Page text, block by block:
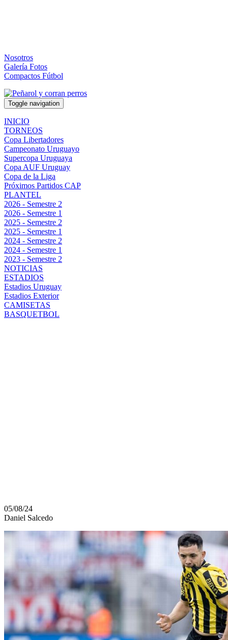
Nosotros
Galería Fotos
Compactos Fútbol
Toggle navigation
INICIO
TORNEOS
Copa Libertadores
Campeonato Uruguayo
Supercopa Uruguaya
Copa AUF Uruguay
Copa de la Liga
Próximos Partidos CAP
PLANTEL
2026 - Semestre 2
2026 - Semestre 1
2025 - Semestre 2
2025 - Semestre 1
2024 - Semestre 2
2024 - Semestre 1
2023 - Semestre 2
NOTICIAS
ESTADIOS
Estadios Uruguay
Estadios Exterior
CAMISETAS
BASQUETBOL
05/08/24
Daniel Salcedo